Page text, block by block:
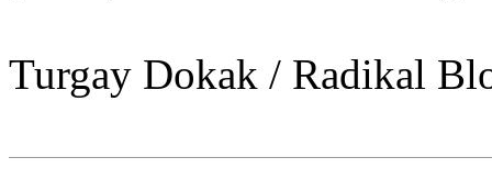
Turgay Dokak / Radikal